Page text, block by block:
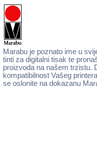
Marabu je poznato ime u
tinti za digitalni tisak te
proizvoda na našem trzistu.
kompatibilnost Vašeg
se oslonite na dokazanu